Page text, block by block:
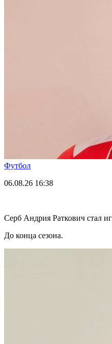
Футбол
06.08.26 16:38
Серб Андрия Раткович стал
До конца сезона.